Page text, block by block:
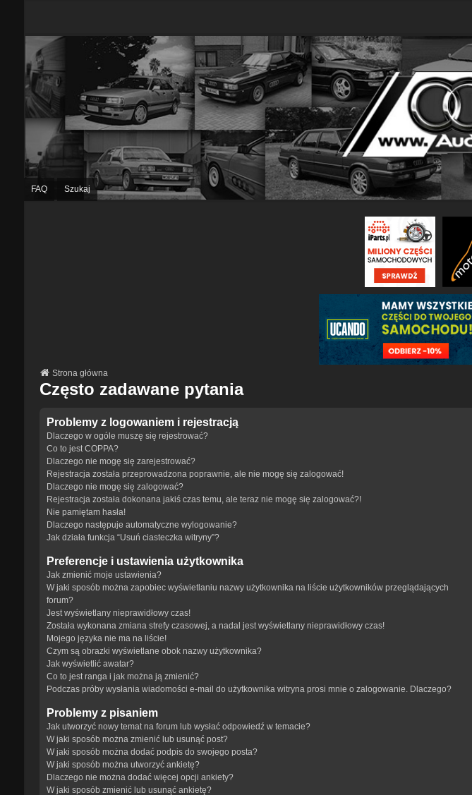
FAQ Szukaj
Strona główna
Często zadawane pytania
Problemy z logowaniem i rejestracją
Dlaczego w ogóle muszę się rejestrować?
Co to jest COPPA?
Dlaczego nie mogę się zarejestrować?
Rejestracja została przeprowadzona poprawnie, ale nie mogę się zalogować!
Dlaczego nie mogę się zalogować?
Rejestracja została dokonana jakiś czas temu, ale teraz nie mogę się zalogować?!
Nie pamiętam hasła!
Dlaczego następuje automatyczne wylogowanie?
Jak działa funkcja “Usuń ciasteczka witryny”?
Preferencje i ustawienia użytkownika
Jak zmienić moje ustawienia?
W jaki sposób można zapobiec wyświetlaniu nazwy użytkownika na liście użytkowników przeglądających
forum?
Jest wyświetlany nieprawidłowy czas!
Została wykonana zmiana strefy czasowej, a nadal jest wyświetlany nieprawidłowy czas!
Mojego języka nie ma na liście!
Czym są obrazki wyświetlane obok nazwy użytkownika?
Jak wyświetlić awatar?
Co to jest ranga i jak można ją zmienić?
Podczas próby wysłania wiadomości e-mail do użytkownika witryna prosi mnie o zalogowanie. Dlaczego?
Problemy z pisaniem
Jak utworzyć nowy temat na forum lub wysłać odpowiedź w temacie?
W jaki sposób można zmienić lub usunąć post?
W jaki sposób można dodać podpis do swojego posta?
W jaki sposób można utworzyć ankietę?
Dlaczego nie można dodać więcej opcji ankiety?
W jaki sposób zmienić lub usunąć ankietę?